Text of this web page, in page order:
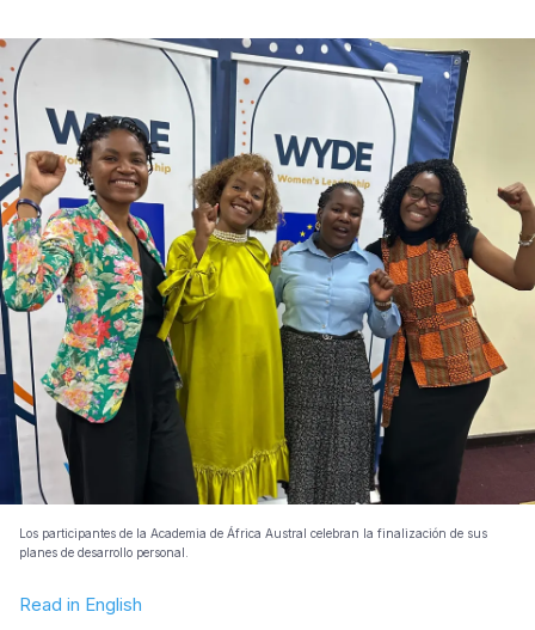
Los participantes de la Academia de África Austral celebran la finalización de sus
planes de desarrollo personal.
Read in English